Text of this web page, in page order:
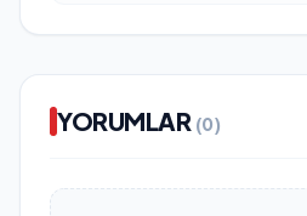
YORUMLAR (0)